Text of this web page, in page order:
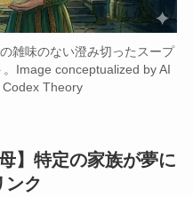
雑味のない澄み切ったスープ
Image conceptualized by AI
Theory
】特定の家族が夢に
ンク